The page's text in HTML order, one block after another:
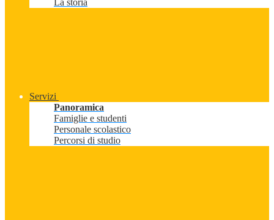
La storia
Servizi
Panoramica
Famiglie e studenti
Personale scolastico
Percorsi di studio